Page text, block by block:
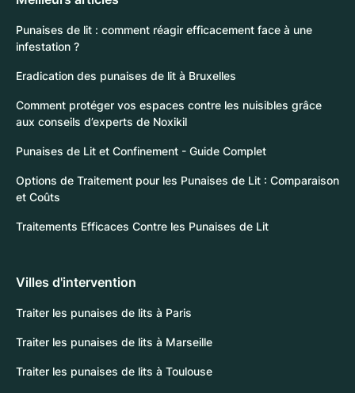
Punaises de lit : comment réagir efficacement face à une
infestation ?
Eradication des punaises de lit à Bruxelles
Comment protéger vos espaces contre les nuisibles grâce
aux conseils d’experts de Noxikil
Punaises de Lit et Confinement - Guide Complet
Options de Traitement pour les Punaises de Lit : Comparaison
et Coûts
Traitements Efficaces Contre les Punaises de Lit
Villes d'intervention
Traiter les punaises de lits à Paris
Traiter les punaises de lits à Marseille
Traiter les punaises de lits à Toulouse